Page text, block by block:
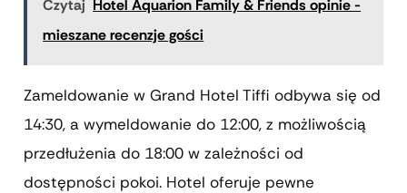
Czytaj Hotel Aquarion Family & Friends opinie -
mieszane recenzje gości
Zameldowanie w Grand Hotel Tiffi odbywa się od
14:30, a wymeldowanie do 12:00, z możliwością
przedłużenia do 18:00 w zależności od
dostępności pokoi. Hotel oferuje pewne